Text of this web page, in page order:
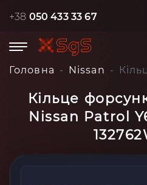
+38 050 433 33 67
Головна Nissan
Кільце
Nissan Patrol